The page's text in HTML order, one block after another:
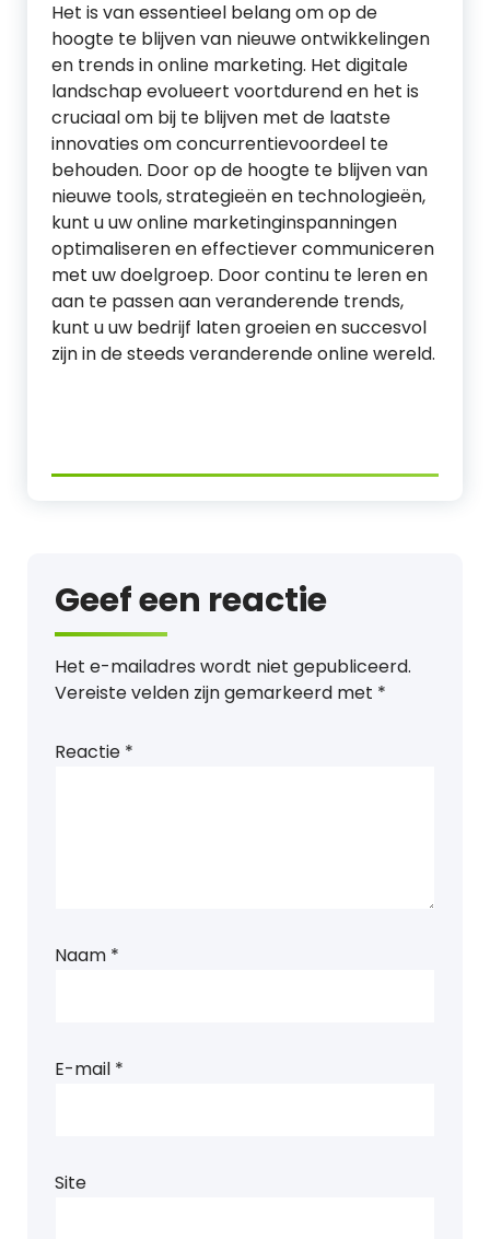
Het is van essentieel belang om op de
hoogte te blijven van nieuwe ontwikkelingen
en trends in online marketing. Het digitale
landschap evolueert voortdurend en het is
cruciaal om bij te blijven met de laatste
innovaties om concurrentievoordeel te
behouden. Door op de hoogte te blijven van
nieuwe tools, strategieën en technologieën,
kunt u uw online marketinginspanningen
optimaliseren en effectiever communiceren
met uw doelgroep. Door continu te leren en
aan te passen aan veranderende trends,
kunt u uw bedrijf laten groeien en succesvol
zijn in de steeds veranderende online wereld.
Geef een reactie
Het e-mailadres wordt niet gepubliceerd.
Vereiste velden zijn gemarkeerd met *
Reactie *
Naam *
E-mail *
Site